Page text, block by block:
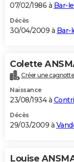
07/02/1986 à Bar-
Décès
30/04/2009 à Bar-
Colette
Créer une
Naissance
23/08/1934 à
Décès
29/03/2009 à
Louise